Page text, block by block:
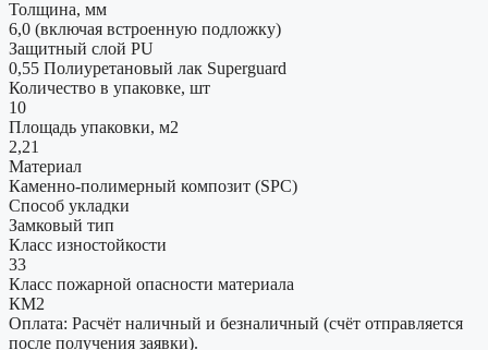
Толщина, мм
6,0 (включая встроенную подложку)
Защитный слой PU
0,55 Полиуретановый лак Superguard
Количество в упаковке, шт
10
Площадь упаковки, м2
2,21
Материал
Каменно-полимерный композит (SPC)
Способ укладки
Замковый тип
Класс изностойкости
33
Класс пожарной опасности материала
КМ2
Оплата: Расчёт наличный и безналичный (счёт отправляется
после получения заявки).